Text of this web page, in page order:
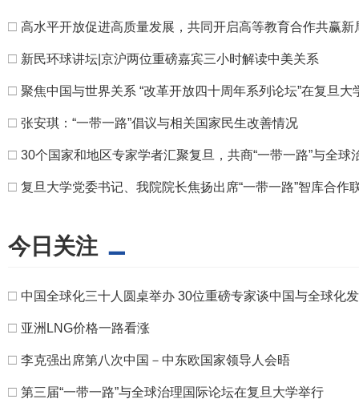
□ 高水平开放促进高质量发展，共同开启高等教育合作共赢
□ 新民环球讲坛|京沪两位重磅嘉宾三小时解读中美关系
□ 聚焦中国与世界关系 “改革开放四十周年系列论坛”在复旦大
□ 张安琪：“一带一路”倡议与相关国家民生改善情况
□ 30个国家和地区专家学者汇聚复旦，共商“一带一路”与全球
□ 复旦大学党委书记、我院院长焦扬出席“一带一路”智库合作
今日关注
□ 中国全球化三十人圆桌举办 30位重磅专家谈中国与全球化
□ 亚洲LNG价格一路看涨
□ 李克强出席第八次中国－中东欧国家领导人会晤
□ 第三届“一带一路”与全球治理国际论坛在复旦大学举行